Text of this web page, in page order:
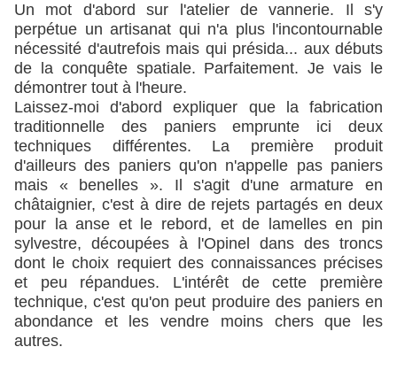
Un mot d'abord sur l'atelier de vannerie. Il s'y
perpétue un artisanat qui n'a plus l'incontournable
nécessité d'autrefois mais qui présida... aux débuts
de la conquête spatiale. Parfaitement. Je vais le
démontrer tout à l'heure.
Laissez-moi d'abord expliquer que la fabrication
traditionnelle des paniers emprunte ici deux
techniques différentes. La première produit
d'ailleurs des paniers qu'on n'appelle pas paniers
mais « benelles ». Il s'agit d'une armature en
châtaignier, c'est à dire de rejets partagés en deux
pour la anse et le rebord, et de lamelles en pin
sylvestre, découpées à l'Opinel dans des troncs
dont le choix requiert des connaissances précises
et peu répandues. L'intérêt de cette première
technique, c'est qu'on peut produire des paniers en
abondance et les vendre moins chers que les
autres.